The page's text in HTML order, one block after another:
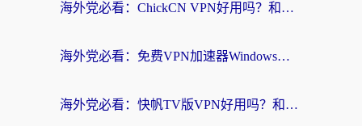
海外党必看：ChickCN VPN好用吗？和星河VPN对比哪个回国效果更好？附真实体验+避坑指南
海外党必看：免费VPN加速器Windows版怎么选？附真实测评与无缝访问国内资源指南
海外党必看：快帆TV版VPN好用吗？和hi龟龟VPN对比哪个回国效果更好？附免费加速器选择指南